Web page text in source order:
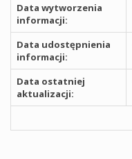
Data wytworzenia
informacji:
Data udostępnienia
informacji:
Data ostatniej
aktualizacji: